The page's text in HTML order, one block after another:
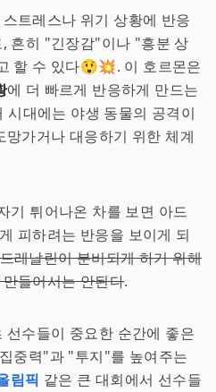
트레스나 위기 상황에 반응
, 흔히 "긴장감"이나 "흥분 상
할 수 있다😲💥. 이 호르몬은
에 더 빠르게 반응하게 만드는
시대에는 야생 동물의 공격이
가거나 대응하기 위한 체계
기 튀어나온 차를 보면 아드
피하려는 반응을 보이게 되
레날린이 분비되게 하기 위해
들어서는 안된다.
수들이 중요한 순간에 좋은
중력"과 "투지"를 높여주는
림픽 같은 큰 대회에서 선수들